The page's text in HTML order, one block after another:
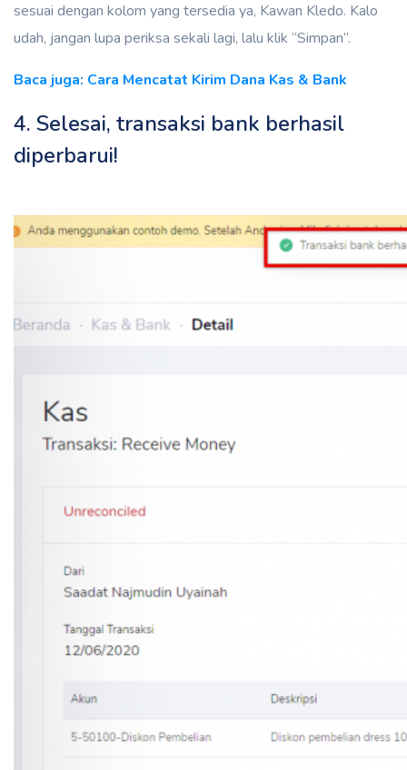
sesuai dengan kolom yang tersedia ya, Kawan Kledo. Kalo
udah, jangan lupa periksa sekali lagi, lalu klik “Simpan”.
Baca juga: Cara Mencatat Kirim Dana Kas & Bank
4. Selesai, transaksi bank berhasil
diperbarui!